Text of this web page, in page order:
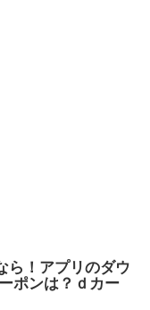
ら！アプリのダウ
ポンは？ｄカー